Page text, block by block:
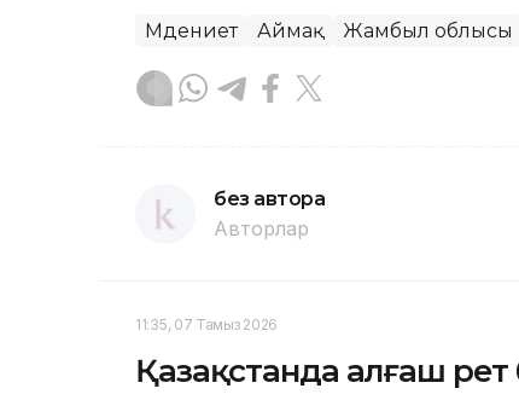
Мәдениет Аймақ Жамбыл облысы
без автора
Авторлар
11:35, 07 Тамыз 2026
Қазақстанда алғаш